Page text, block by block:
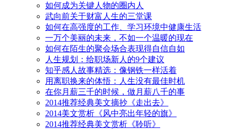
如何成为关键人物的圈内人
武向前关于财富人生的三堂课
如何在高强度的工作、学习环境中健康生活
一万个美丽的未来，不如一个温暖的现在
如何在陌生的聚会场合表现得自信自如
人生规划：给职场新人的9个建议
知乎感人故事精选：像钢铁一样活着
用离职换来的体悟：人生没有最佳时机
在你月薪三千的时候，做月薪八千的事
2014推荐经典美文摘抄《走出去》
2014美文赏析《风中亮出年轻的旗》
2014推荐经典美文赏析《聆听》